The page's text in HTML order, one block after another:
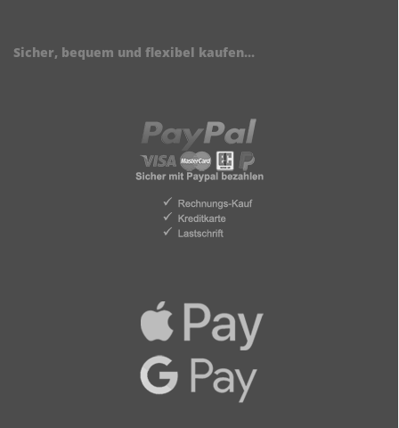
Sicher, bequem und flexibel kaufen...